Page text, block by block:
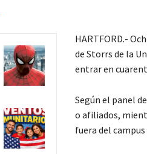
HARTFORD.-
de Storrs de la
entrar en
Según el panel
o afiliados,
fuera del